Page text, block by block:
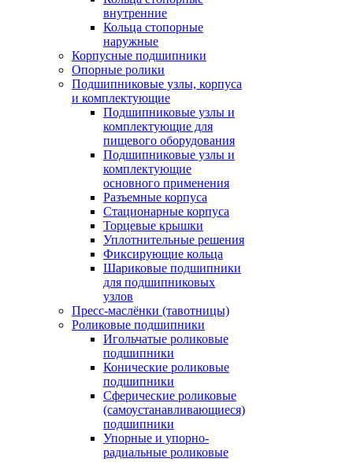
внутренние
Кольца стопорные
наружные
Корпусные подшипники
Опорные ролики
Подшипниковые узлы, корпуса
и комплектующие
Подшипниковые узлы и
комплектующие для
пищевого оборудования
Подшипниковые узлы и
комплектующие
основного применения
Разъемные корпуса
Стационарные корпуса
Торцевые крышки
Уплотнительные решения
Фиксирующие кольца
Шариковые подшипники
для подшипниковых
узлов
Пресс-маслёнки (тавотницы)
Роликовые подшипники
Игольчатые роликовые
подшипники
Конические роликовые
подшипники
Сферические роликовые
(самоустанавливающиеся)
подшипники
Упорные и упорно-
радиальные роликовые